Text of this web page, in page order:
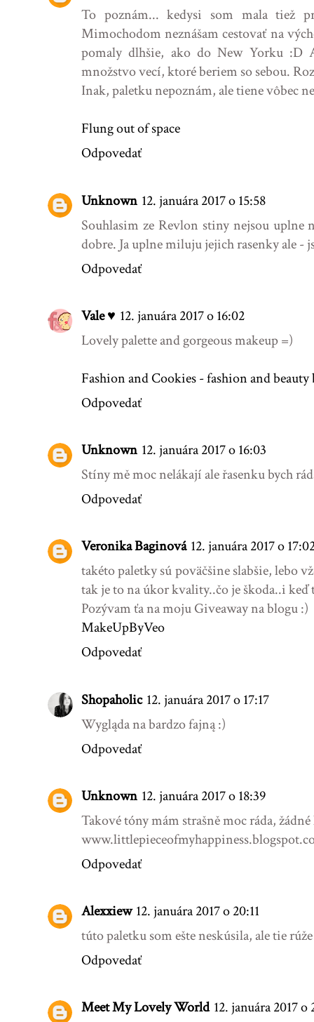
To poznám... kedysi som mala tiež
Mimochodom neznášam cestovať na
pomaly dlhšie, ako do New Yorku :D
množstvo vecí, ktoré beriem so sebou.
Inak, paletku nepoznám, ale tiene vôbec
Flung out of space
Odpovedať
Unknown 12. januára 2017 o 15:58
Souhlasim ze Revlon stiny nejsou uplne
dobre. Ja uplne miluju jejich rasenky ale -
Odpovedať
Vale ♥ 12. januára 2017 o 16:02
Lovely palette and gorgeous makeup =)
Fashion and Cookies - fashion and beauty
Odpovedať
Unknown 12. januára 2017 o 16:03
Stíny mě moc nelákají ale řasenku bych
Odpovedať
Veronika Baginová 12. januára 2017 o
takéto paletky sú poväčšine slabšie, lebo
tak je to na úkor kvality..čo je škoda..i
Pozývam ťa na moju Giveaway na blogu :)
MakeUpByVeo
Odpovedať
Shopaholic 12. januára 2017 o 17:17
Wygląda na bardzo fajną :)
Odpovedať
Unknown 12. januára 2017 o 18:39
Takové tóny mám strašně moc ráda,
Odpovedať
Alexxiew 12. januára 2017 o 20:11
túto paletku som ešte neskúsila, ale tie
Odpovedať
Meet My Lovely World 12. januára 2017 o